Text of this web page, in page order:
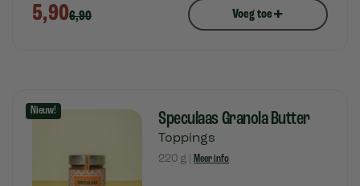
5,906,90 Voeg toe+
Nieuw! Speculaas Granola Butter
Toppings
220 g | Meer info